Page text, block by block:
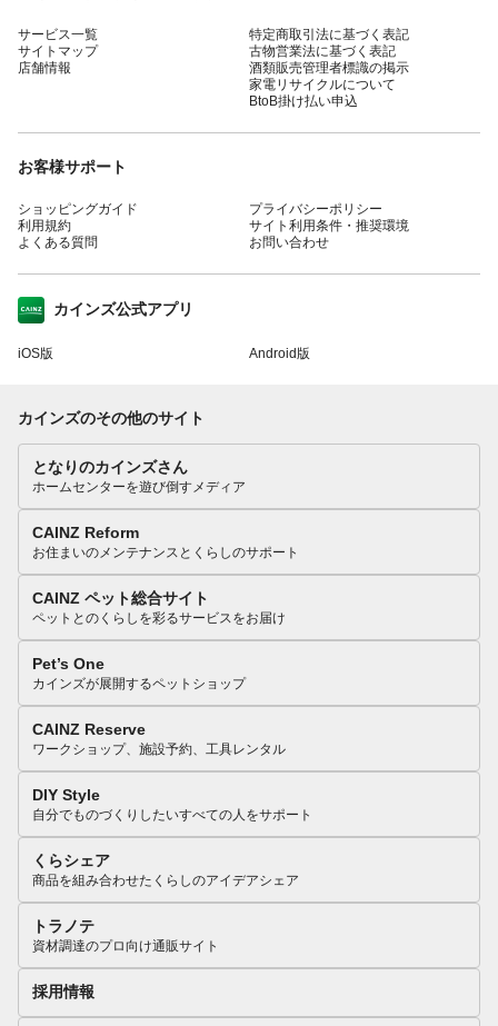
サービス一覧
サイトマップ
店舗情報
特定商取引法に基づく表記
古物営業法に基づく表記
酒類販売管理者標識の掲示
家電リサイクルについて
BtoB掛け払い申込
お客様サポート
ショッピングガイド
利用規約
よくある質問
プライバシーポリシー
サイト利用条件・推奨環境
お問い合わせ
カインズ公式アプリ
iOS版 Android版
カインズのその他のサイト
となりのカインズさん
ホームセンターを遊び倒すメディア
CAINZ Reform
お住まいのメンテナンスとくらしのサポート
CAINZ ペット総合サイト
ペットとのくらしを彩るサービスをお届け
Pet’s One
カインズが展開するペットショップ
CAINZ Reserve
ワークショップ、施設予約、工具レンタル
DIY Style
自分でものづくりしたいすべての人をサポート
くらシェア
商品を組み合わせたくらしのアイデアシェア
トラノテ
資材調達のプロ向け通販サイト
採用情報